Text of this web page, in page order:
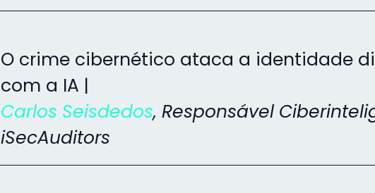
O crime cibernético ataca a identidade
com a IA |
Carlos Seisdedos, Responsável
iSecAuditors